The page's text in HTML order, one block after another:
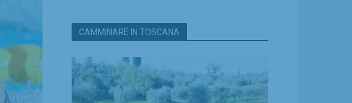
CAMMINARE IN TOSCANA